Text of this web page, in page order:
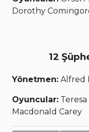
Dorothy
12
Yönetmen: Alfred
Oyuncular:
Macdonald Carey